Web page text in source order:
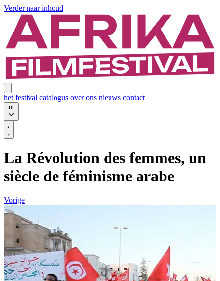
Verder naar inhoud
het festival catalogus over ons nieuws contact
nl
La Révolution des femmes, un
siècle de féminisme arabe
Vorige